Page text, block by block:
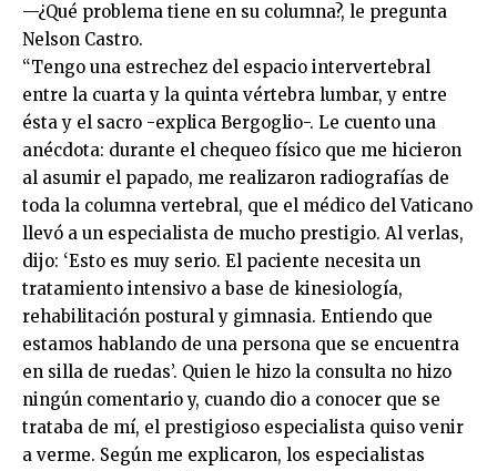
—¿Qué problema tiene en su columna?, le pregunta
Nelson Castro.
“Tengo una estrechez del espacio intervertebral
entre la cuarta y la quinta vértebra lumbar, y entre
ésta y el sacro -explica Bergoglio-. Le cuento una
anécdota: durante el chequeo físico que me hicieron
al asumir el papado, me realizaron radiografías de
toda la columna vertebral, que el médico del Vaticano
llevó a un especialista de mucho prestigio. Al verlas,
dijo: ‘Esto es muy serio. El paciente necesita un
tratamiento intensivo a base de kinesiología,
rehabilitación postural y gimnasia. Entiendo que
estamos hablando de una persona que se encuentra
en silla de ruedas’. Quien le hizo la consulta no hizo
ningún comentario y, cuando dio a conocer que se
trataba de mí, el prestigioso especialista quiso venir
a verme. Según me explicaron, los especialistas